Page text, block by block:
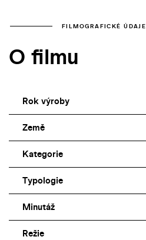
FILMOGRAFICKÉ ÚDAJE
O filmu
Rok výroby
Země
Kategorie
Typologie
Minutáž
Režie